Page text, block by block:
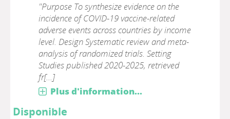
"Purpose To synthesize evidence on the
incidence of COVID-19 vaccine-related
adverse events across countries by income
level. Design Systematic review and meta-
analysis of randomized trials. Setting
Studies published 2020-2025, retrieved
fr[...]
Plus d'information...
Disponible